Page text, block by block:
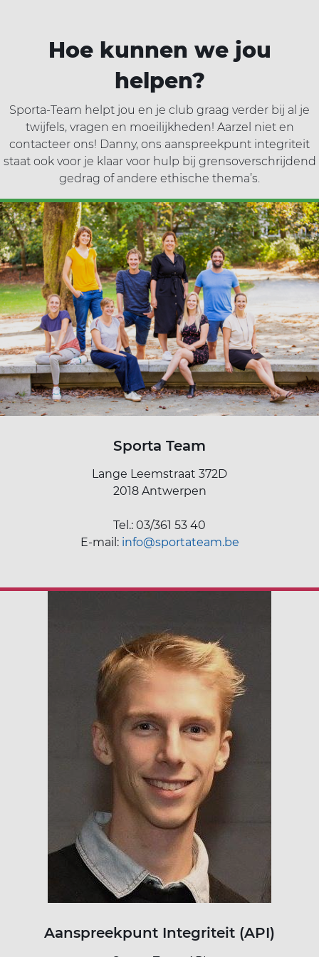
sportenHoe kunnen we jou
helpen?
Sporta-Team helpt jou en je club graag verder bij al je
twijfels, vragen en moeilijkheden! Aarzel niet en
contacteer ons! Danny, ons aanspreekpunt integriteit
staat ook voor je klaar voor hulp bij grensoverschrijdend
gedrag of andere ethische thema’s.
Sporta Team
Lange Leemstraat 372D
2018 Antwerpen
Tel.: 03/361 53 40
E-mail: info@sportateam.be
Aanspreekpunt Integriteit (API)